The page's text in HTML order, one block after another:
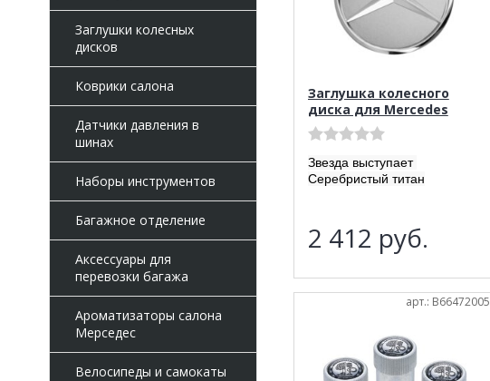
Заглушки колесных
дисков
Коврики салона
Датчики давления в
шинах
Наборы инструментов
Багажное отделение
Аксессуары для
перевозки багажа
Ароматизаторы салона
Мерседес
Велосипеды и самокаты
Заглушка колесного
диска для Mercedes
Звезда выступает
Серебристый титан
2 412 руб.
арт.: B66472005